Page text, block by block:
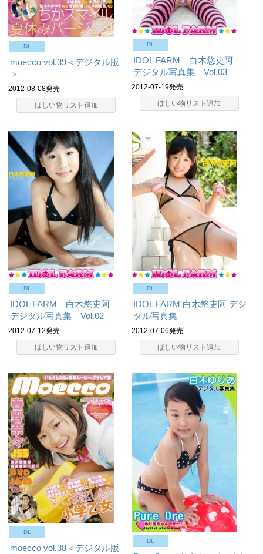
DL
moecco vol.39＜デジタル版
＞
2012-08-08発売
ほしい物リスト追加
DL
IDOL FARM 白木悠吏阿
デジタル写真集 Vol.03
2012-07-19発売
ほしい物リスト追加
DL
IDOL FARM 白木悠吏阿
デジタル写真集 Vol.02
2012-07-12発売
ほしい物リスト追加
DL
IDOL FARM 白木悠吏阿 デジ
タル写真集
2012-07-06発売
ほしい物リスト追加
DL
moecco vol.38＜デジタル版
DL